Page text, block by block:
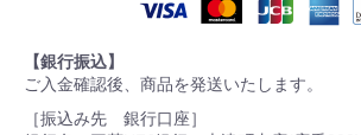
【銀行振込】
ご入金確認後、商品を発送いたします。
［振込み先 銀行口座］